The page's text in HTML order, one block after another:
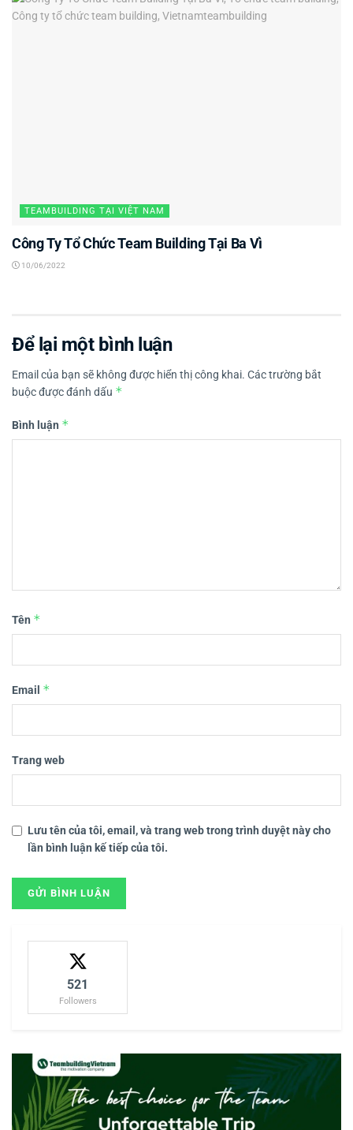
TEAMBUILDING TẠI VIỆT NAM
Công Ty Tổ Chức Team Building Tại Ba Vì
10/06/2022
Để lại một bình luận
Email của bạn sẽ không được hiển thị công khai. Các trường bắt
buộc được đánh dấu *
Bình luận *
Tên *
Email *
Trang web
Lưu tên của tôi, email, và trang web trong trình duyệt này cho
lần bình luận kế tiếp của tôi.
521
Followers